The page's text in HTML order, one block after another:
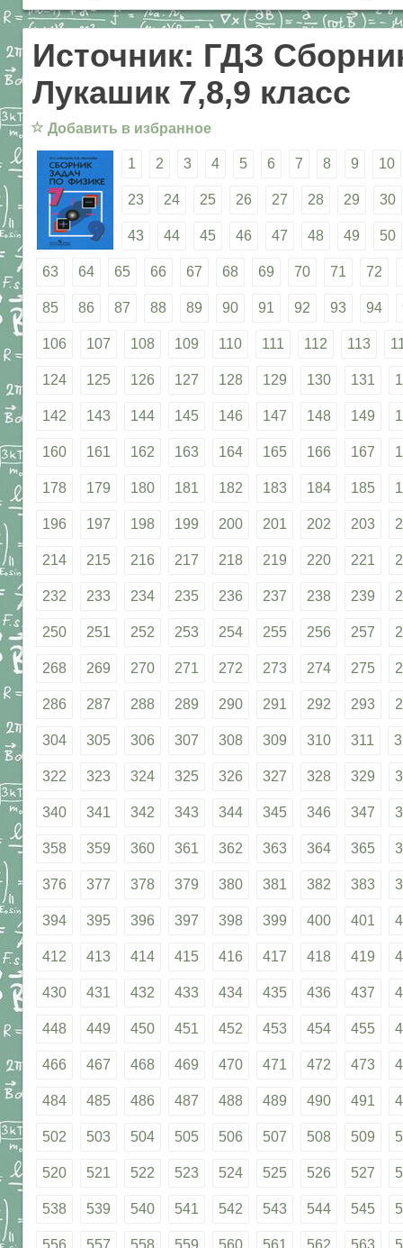
Источник: ГДЗ
Лукашик 7,8,9 класс
☆ Добавить в избранное
1 2 3 4 5 6 7 8 9 10
23 24 25 26 27 28 29 30
43 44 45 46 47 48 49 50
63 64 65 66 67 68 69 70 71 72
85 86 87 88 89 90 91 92 93 94
106 107 108 109 110 111 112 113
124 125 126 127 128 129 130 131
142 143 144 145 146 147 148 149
160 161 162 163 164 165 166 167
178 179 180 181 182 183 184 185
196 197 198 199 200 201 202 203
214 215 216 217 218 219 220 221
232 233 234 235 236 237 238 239
250 251 252 253 254 255 256 257
268 269 270 271 272 273 274 275
286 287 288 289 290 291 292 293
304 305 306 307 308 309 310 311
322 323 324 325 326 327 328 329
340 341 342 343 344 345 346 347
358 359 360 361 362 363 364 365
376 377 378 379 380 381 382 383
394 395 396 397 398 399 400 401
412 413 414 415 416 417 418 419
430 431 432 433 434 435 436 437
448 449 450 451 452 453 454 455
466 467 468 469 470 471 472 473
484 485 486 487 488 489 490 491
502 503 504 505 506 507 508 509
520 521 522 523 524 525 526 527
538 539 540 541 542 543 544 545
556 557 558 559 560 561 562 563